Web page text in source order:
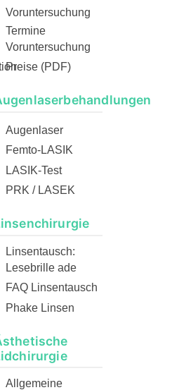
Voruntersuchung
Termine
Voruntersuchung
Preise (PDF)
Augenlaser
Femto-LASIK
LASIK-Test
PRK / LASEK
Linsentausch:
Lesebrille ade
FAQ Linsentausch
Phake Linsen
Allgemeine